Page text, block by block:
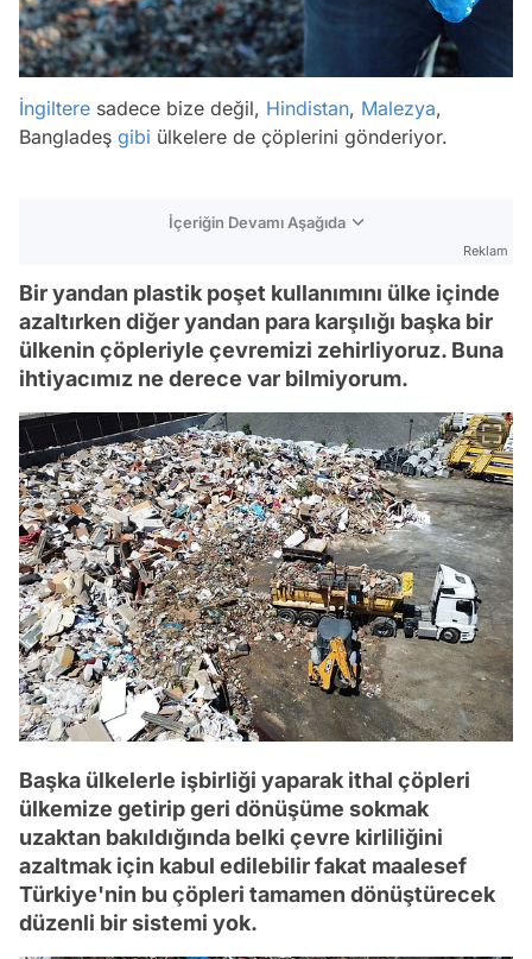
İngiltere sadece bize değil, Hindistan, Malezya,
Bangladeş gibi ülkelere de çöplerini gönderiyor.
İçeriğin Devamı Aşağıda
Reklam
Bir yandan plastik poşet kullanımını ülke içinde
azaltırken diğer yandan para karşılığı başka bir
ülkenin çöpleriyle çevremizi zehirliyoruz. Buna
ihtiyacımız ne derece var bilmiyorum.
Başka ülkelerle işbirliği yaparak ithal çöpleri
ülkemize getirip geri dönüşüme sokmak
uzaktan bakıldığında belki çevre kirliliğini
azaltmak için kabul edilebilir fakat maalesef
Türkiye'nin bu çöpleri tamamen dönüştürecek
düzenli bir sistemi yok.